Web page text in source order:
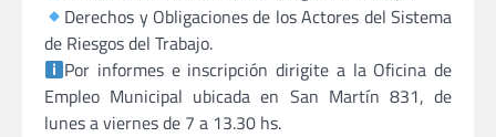
Derechos y Obligaciones de los Actores del Sistema
de Riesgos del Trabajo.
Por informes e inscripción dirigite a la Oficina de
Empleo Municipal ubicada en San Martín 831, de
lunes a viernes de 7 a 13.30 hs.